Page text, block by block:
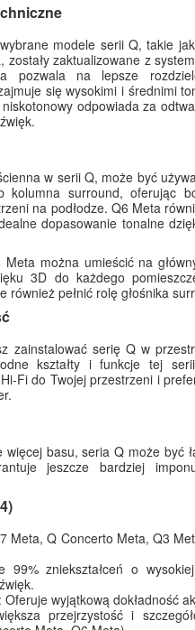
modele serii Q, takie
zaktualizowane z
pozwala na lepsze
się wysokimi i średnimi
odpowiada za
w serii Q, może być
kolumna surround, oferując
na podłodze. Q6 Meta
dopasowanie tonalne
można umieścić na
3D do każdego
również pełnić rolę głośnika
zainstalować serię Q w
kształty i funkcje tej
Fi do Twojej przestrzeni i
basu, seria Q może być
jeszcze bardziej
Meta, Q Concerto Meta, Q3
99% zniekształceń o
wyjątkową dokładność
przejrzystość i